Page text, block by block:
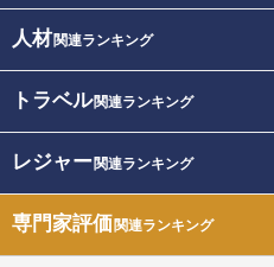
人材関連ランキング
トラベル関連ランキング
レジャー関連ランキング
専門家評価関連ランキング